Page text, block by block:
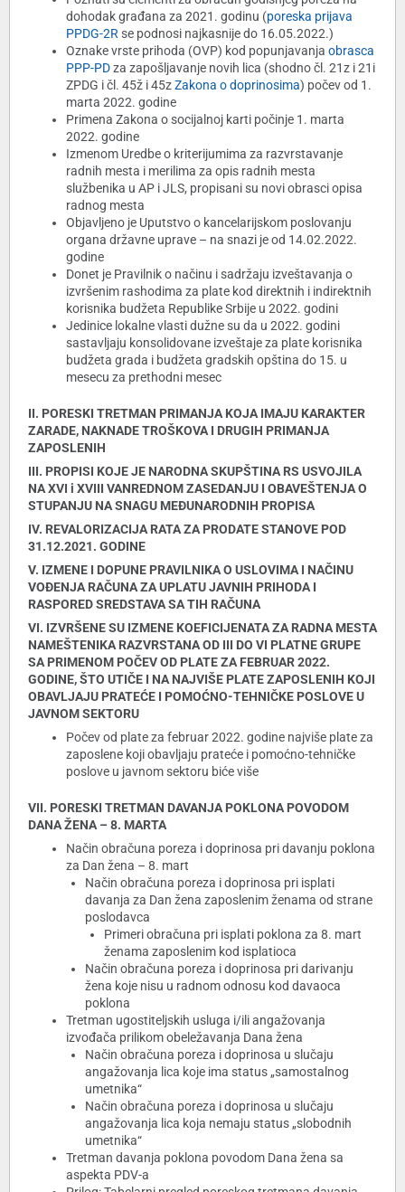
dohodak građana za 2021. godinu (poreska prijava
PPDG-2Rse podnosi najkasnije do 16.05.2022.)
Oznake vrste prihoda (OVP) kod popunjavanja obrasca
PPP-PDza zapošljavanje novih lica (shodno čl. 21z i 21i
ZPDG i čl. 45ž i 45zZakona o doprinosima) počev od 1.
marta 2022. godine
Primena Zakona o socijalnoj karti počinje 1. marta
2022. godine
Izmenom Uredbe o kriterijumima za razvrstavanje
radnih mesta i merilima za opis radnih mesta
službenika u AP i JLS, propisani su novi obrasci opisa
radnog mesta
Objavljeno je Uputstvo o kancelarijskom poslovanju
organa državne uprave – na snazi je od 14.02.2022.
godine
Donet je Pravilnik o načinu i sadržaju izveštavanja o
izvršenim rashodima za plate kod direktnih i indirektnih
korisnika budžeta Republike Srbije u 2022. godini
Jedinice lokalne vlasti dužne su da u 2022. godini
sastavljaju konsolidovane izveštaje za plate korisnika
budžeta grada i budžeta gradskih opština do 15. u
mesecu za prethodni mesec
II. PORESKI TRETMAN PRIMANJA KOJA IMAJU KARAKTER
ZARADE, NAKNADE TROŠKOVA I DRUGIH PRIMANJA
ZAPOSLENIH
III. PROPISI KOJE JE NARODNA SKUPŠTINA RS USVOJILA
NA XVI i XVIII VANREDNOM ZASEDANJU I OBAVEŠTENJA O
STUPANJU NA SNAGU MEĐUNARODNIH PROPISA
IV. REVALORIZACIJA RATA ZA PRODATE STANOVE POD
31.12.2021. GODINE
V. IZMENE I DOPUNE PRAVILNIKA O USLOVIMA I NAČINU
VOĐENJA RAČUNA ZA UPLATU JAVNIH PRIHODA I
RASPORED SREDSTAVA SA TIH RAČUNA
VI. IZVRŠENE SU IZMENE KOEFICIJENATA ZA RADNA MESTA
NAMEŠTENIKA RAZVRSTANA OD III DO VI PLATNE GRUPE
SA PRIMENOM POČEV OD PLATE ZA FEBRUAR 2022.
GODINE, ŠTO UTIČE I NA NAJVIŠE PLATE ZAPOSLENIH KOJI
OBAVLJAJU PRATEĆE I POMOĆNO-TEHNIČKE POSLOVE U
JAVNOM SEKTORU
Počev od plate za februar 2022. godine najviše plate za
zaposlene koji obavljaju prateće i pomoćno-tehničke
poslove u javnom sektoru biće više
VII. PORESKI TRETMAN DAVANJA POKLONA POVODOM
DANA ŽENA – 8. MARTA
Način obračuna poreza i doprinosa pri davanju poklona
za Dan žena – 8. mart
Način obračuna poreza i doprinosa pri isplati
davanja za Dan žena zaposlenim ženama od strane
poslodavca
Primeri obračuna pri isplati poklona za 8. mart
ženama zaposlenim kod isplatioca
Način obračuna poreza i doprinosa pri darivanju
žena koje nisu u radnom odnosu kod davaoca
poklona
Tretman ugostiteljskih usluga i/ili angažovanja
izvođača prilikom obeležavanja Dana žena
Način obračuna poreza i doprinosa u slučaju
angažovanja lica koje ima status „samostalnog
umetnika“
Način obračuna poreza i doprinosa u slučaju
angažovanja lica koja nemaju status „slobodnih
umetnika“
Tretman davanja poklona povodom Dana žena sa
aspekta PDV-a